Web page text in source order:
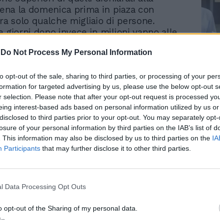
Do Not Process My Personal Information
opt-out of the sale, sharing to third parties, or processing of your
for targeted advertising by us, please use the below opt-out
selection. Please note that after your opt-out request is processed
interest-based ads based on personal information utilized by us
to third parties prior to your opt-out. You may separately
of your personal information by third parties on the IAB’s list of
This information may also be disclosed by us to third parties on the
Participants that may further disclose it to other third parties.
Data Processing Opt Outs
opt-out of the Sharing of my personal data.
la domenica prima in piaza con
solo qualche migliaio di persone.
giorni dopo invece in milioni vanno alle
la piazza è terminata. È finita questa
è diventata un reperto
quello del "grande comizio". Oggi le
politica sono altre. Questa è
di lettura per capire quale sarà il
alle prossime elezioni. I
l'elettorato sono stati molto chiare sulle
dell'Unione nei confronti
Questo voto significa che l'elettorato
Non ci sono dubbi che la risposta delle
consiglierebbe all'elettorato del
Rudy Giuliani a Come States?
Trump, Meloni e la strategia
americana